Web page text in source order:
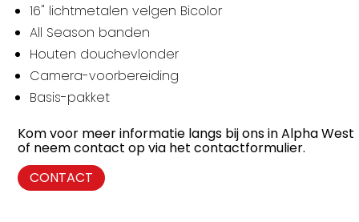
16" lichtmetalen velgen Bicolor
All Season banden
Houten douchevlonder
Camera-voorbereiding
Basis-pakket
Kom voor meer informatie langs bij ons in Alpha West
of neem contact op via het contactformulier.
CONTACT